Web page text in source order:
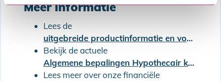
Meer informatie
Lees de
uitgebreide productinformatie en voorwaarden van de SVn Starterslening
Bekijk de actuele
Algemene bepalingen Hypothecair krediet (met Combinatielening)
Lees meer over onze financiële